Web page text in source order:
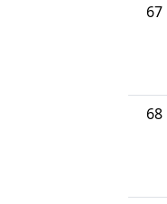
67
68